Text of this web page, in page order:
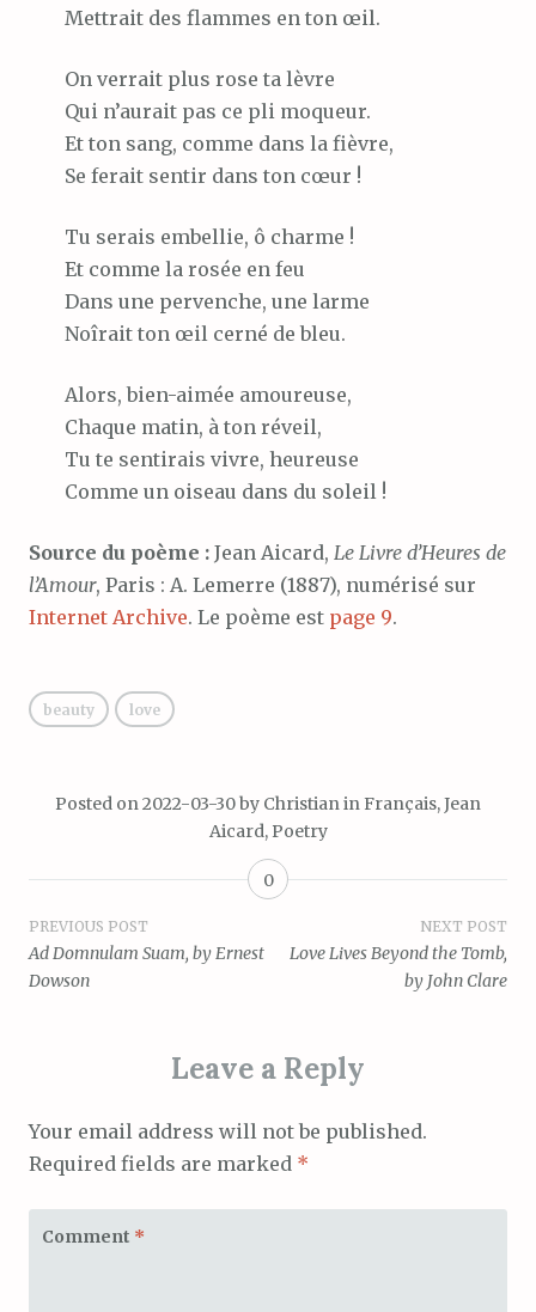
Mettrait des flammes en ton œil.
On verrait plus rose ta lèvre
Qui n’aurait pas ce pli moqueur.
Et ton sang, comme dans la fièvre,
Se ferait sentir dans ton cœur !
Tu serais embellie, ô charme !
Et comme la rosée en feu
Dans une pervenche, une larme
Noîrait ton œil cerné de bleu.
Alors, bien-aimée amoureuse,
Chaque matin, à ton réveil,
Tu te sentirais vivre, heureuse
Comme un oiseau dans du soleil !
Source du poème : Jean Aicard, Le Livre d’Heures de
l’Amour, Paris : A. Lemerre (1887), numérisé sur
Internet Archive. Le poème est page 9.
beauty love
Posted on 2022-03-30by Christian in Français,Jean
Aicard, Poetry
0
Post
navigation
PREVIOUS POST
Ad Domnulam Suam, by Ernest
Dowson
NEXT POST
Love Lives Beyond the Tomb,
by John Clare
Leave a Reply
Your email address will not be published.
Required fields are marked *
Comment *